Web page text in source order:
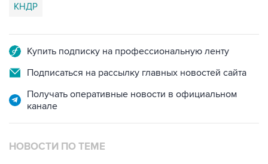
КНДР
Купить подписку на профессиональную ленту
Подписаться на рассылку главных новостей сайта
Получать оперативные новости в официальном
канале
НОВОСТИ ПО ТЕМЕ